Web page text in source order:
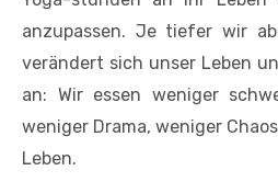
anzupassen. Je tiefer wir
verändert sich unser Leben
an: Wir essen weniger
weniger Drama, weniger
Leben.